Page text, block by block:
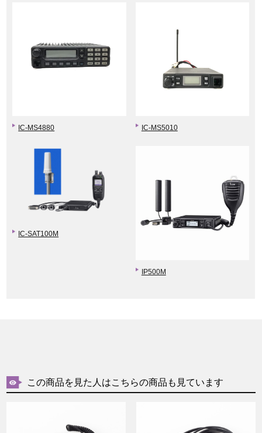
IC-MS4880 IC-MS5010
IC-SAT100M
IP500M
この商品を見た人はこちらの商品も見ています